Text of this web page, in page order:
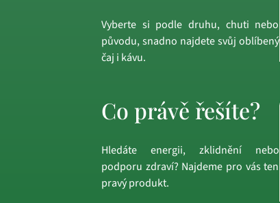
Vyberte si podle druhu, chuti nebo
původu, snadno najdete svůj oblíbený
čaj i kávu.
Co právě řešíte?
Hledáte energii, zklidnění nebo
podporu zdraví? Najdeme pro vás ten
pravý produkt.